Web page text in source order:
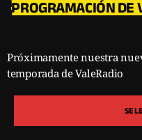
PROGRAMACIÓN DE
Próximamente nuestra
temporada de ValeRadio